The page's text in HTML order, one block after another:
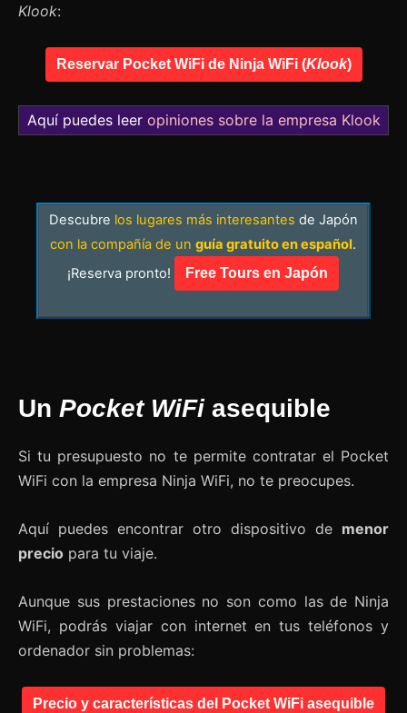
Klook:
Reservar Pocket WiFi de Ninja WiFi (Klook)
Aquí puedes leer opiniones sobre la empresa Klook
Descubre los lugares más interesantes de Japón
con la compañía de unguía gratuito en español.
¡Reserva pronto!
Free Tours en Japón
Un Pocket WiFiasequible
Si tu presupuesto no te permite contratar el Pocket
WiFi con la empresa Ninja WiFi, no te preocupes.
Aquí puedes encontrar otro dispositivo de menor
precio para tu viaje.
Aunque sus prestaciones no son como las de Ninja
WiFi, podrás viajar con internet en tus teléfonos y
ordenador sin problemas:
Precio y características del Pocket WiFi asequible